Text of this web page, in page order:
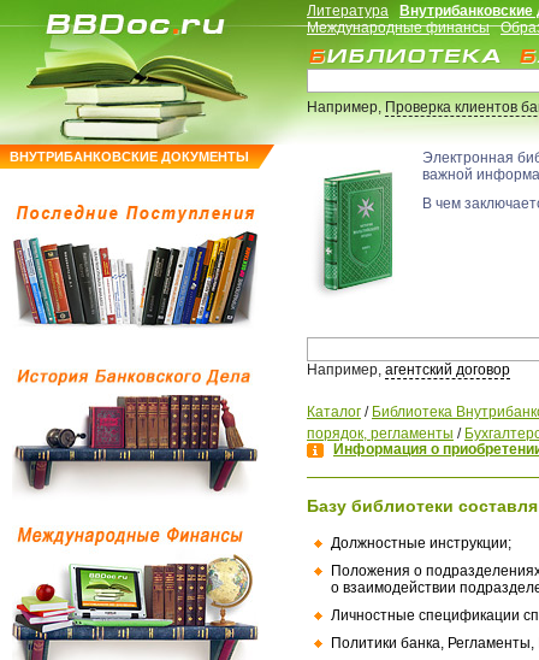
ВНУТРИБАНКОВСКИЕ ДОКУМЕНТЫ
Литература
Международные финансы
Например,Проверка клиентов
Электронная
важной
В чем
Например, агентский договор
Каталог / Библиотека
порядок, регламенты /
Информация о
Базу библиотеки
Должностные инструкции;
Положения о
о взаимодействии
Личностные спецификации
Политики банка,